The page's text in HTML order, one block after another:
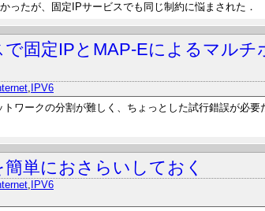
ったが、固定IPサービスでも同じ制約に悩まされた．
固定IPとMAP-Eによるマルチ
, IPV6
ワークの分割が難しく、ちょっとした試行錯誤が必要
単におさらいしておく
, IPV6